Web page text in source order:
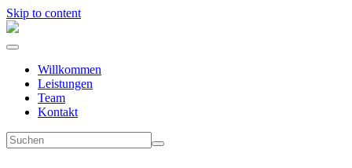
Skip to content
Willkommen
Leistungen
Team
Kontakt